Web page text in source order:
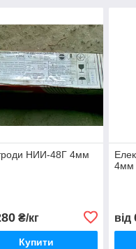
НИИ-48Г 4мм
₴/кг
Купити
4мм
від